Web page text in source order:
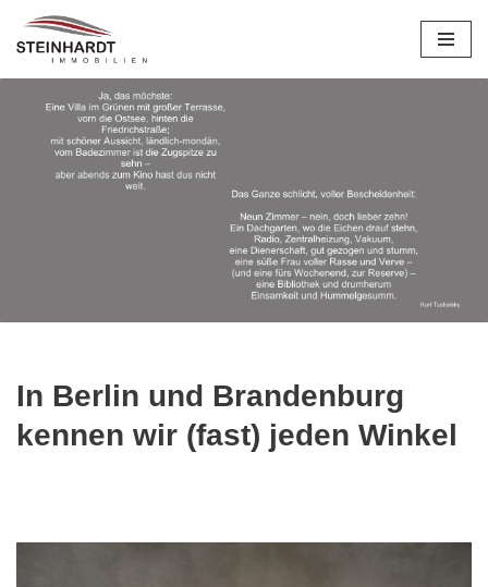
Zum
Inhalt
springen
In Berlin und Brandenburg
kennen wir (fast) jeden Winkel